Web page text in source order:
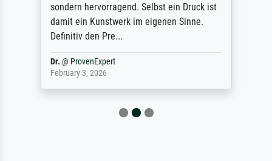
sondern hervorragend. Selbst ein Druck ist
damit ein Kunstwerk im eigenen Sinne.
Definitiv den Pre...
Dr. @ ProvenExpert
February 3, 2026